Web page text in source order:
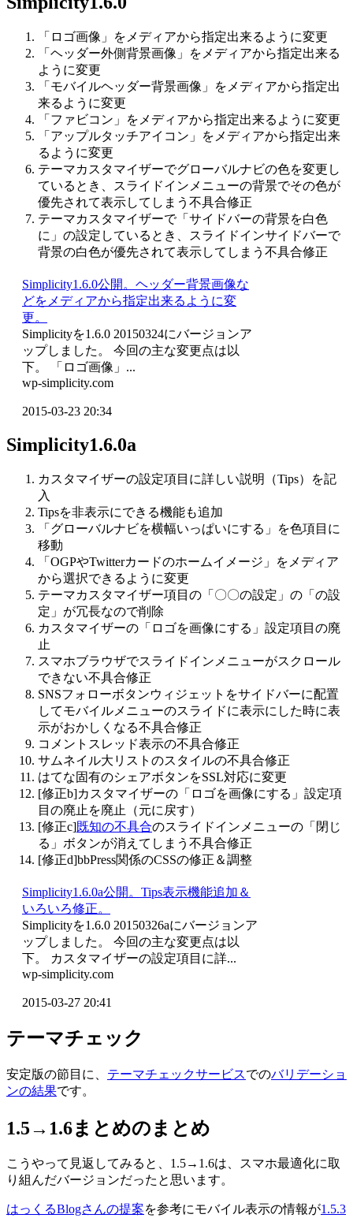
「ロゴ画像」をメディアから指定出来るように変更
「ヘッダー外側背景画像」をメディアから指定出来る
ように変更
「モバイルヘッダー背景画像」をメディアから指定出
来るように変更
「ファビコン」をメディアから指定出来るように変更
「アップルタッチアイコン」をメディアから指定出来
るように変更
テーマカスタマイザーでグローバルナビの色を変更し
ているとき、スライドインメニューの背景でその色が
優先されて表示してしまう不具合修正
テーマカスタマイザーで「サイドバーの背景を白色
に」の設定しているとき、スライドインサイドバーで
背景の白色が優先されて表示してしまう不具合修正
Simplicity1.6.0公開。ヘッダー背景画像な
どをメディアから指定出来るように変
更。
Simplicityを1.6.0 20150324にバージョンア
ップしました。 今回の主な変更点は以
下。 「ロゴ画像」...
wp-simplicity.com
2015-03-23 20:34
Simplicity1.6.0a
カスタマイザーの設定項目に詳しい説明（Tips）を記
入
Tipsを非表示にできる機能も追加
「グローバルナビを横幅いっぱいにする」を色項目に
移動
「OGPやTwitterカードのホームイメージ」をメディア
から選択できるように変更
テーマカスタマイザー項目の「〇〇の設定」の「の設
定」が冗長なので削除
カスタマイザーの「ロゴを画像にする」設定項目の廃
止
スマホブラウザでスライドインメニューがスクロール
できない不具合修正
SNSフォローボタンウィジェットをサイドバーに配置
してモバイルメニューのスライドに表示にした時に表
示がおかしくなる不具合修正
コメントスレッド表示の不具合修正
サムネイル大リストのスタイルの不具合修正
はてな固有のシェアボタンをSSL対応に変更
[修正b]カスタマイザーの「ロゴを画像にする」設定項
目の廃止を廃止（元に戻す）
[修正c]既知の不具合のスライドインメニューの「閉じ
る」ボタンが消えてしまう不具合修正
[修正d]bbPress関係のCSSの修正＆調整
Simplicity1.6.0a公開。Tips表示機能追加＆
いろいろ修正。
Simplicityを1.6.0 20150326aにバージョンア
ップしました。 今回の主な変更点は以
下。 カスタマイザーの設定項目に詳...
wp-simplicity.com
2015-03-27 20:41
テーマチェック
安定版の節目に、 テーマチェックサービスでのバリデーショ
ンの結果です。
1.5→1.6まとめのまとめ
こうやって見返してみると、1.5→1.6は、スマホ最適化に取
り組んだバージョンだったと思います。
はっくるBlogさんの提案を参考にモバイル表示の情報が1.5.3